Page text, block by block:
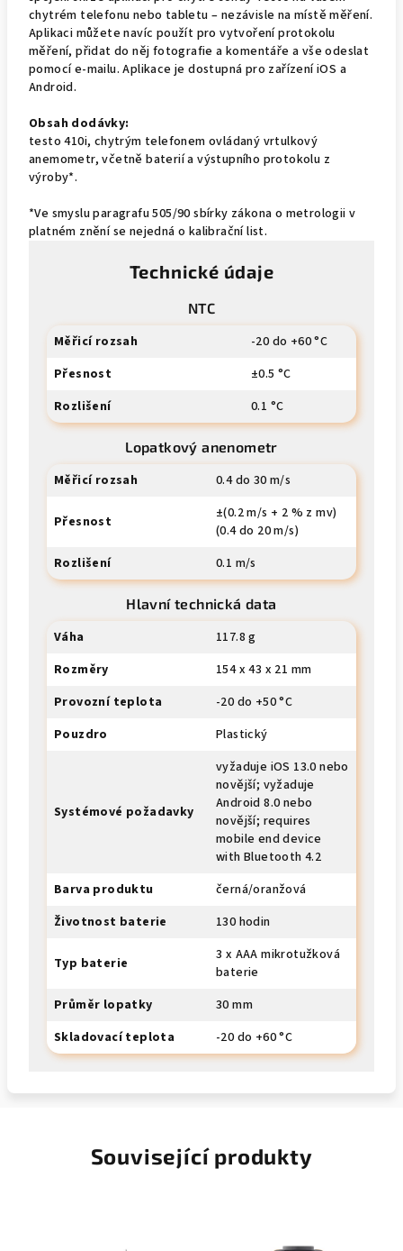
chytrém telefonu nebo tabletu – nezávisle na místě měření.
Aplikaci můžete navíc použít pro vytvoření protokolu
měření, přidat do něj fotografie a komentáře a vše odeslat
pomocí e-mailu. Aplikace je dostupná pro zařízení iOS a
Android.
Obsah dodávky:
testo 410i, chytrým telefonem ovládaný vrtulkový
anemometr, včetně baterií a výstupního protokolu z
výroby*.
*Ve smyslu paragrafu 505/90 sbírky zákona o metrologii v
platném znění se nejedná o kalibrační list.
Technické údaje
NTC
Měřicí rozsah
-20 do +60 °C
Přesnost
±0.5 °C
Rozlišení
0.1 °C
Lopatkový anenometr
Měřicí rozsah 0.4 do 30 m/s
Přesnost
±(0.2 m/s + 2 % z mv)
(0.4 do 20 m/s)
Rozlišení
0.1 m/s
Hlavní technická data
Váha
117.8 g
Rozměry
154 x 43 x 21 mm
Provozní teplota
-20 do +50 °C
Pouzdro
Plastický
Systémové požadavky
vyžaduje iOS 13.0 nebo
novější; vyžaduje
Android 8.0 nebo
novější; requires
mobile end device
with Bluetooth 4.2
Barva produktu
černá/oranžová
Životnost baterie
130 hodin
Typ baterie
3 x AAA mikrotužková
baterie
Průměr lopatky
30 mm
Skladovací teplota
-20 do +60 °C
Související produkty